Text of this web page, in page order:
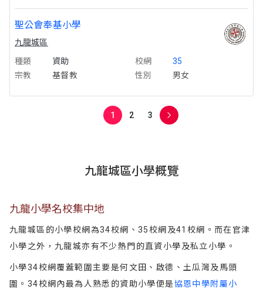
九龍城區
聖公會奉基小學
種類
資助
宗教
基督教
校網
35
性別
男女
1 2 3
九龍城區小學概覽
九龍小學名校集中地
九龍城區的小學校網為34校網、35校網及41校網。而在官津
小學之外，九龍城亦有不少熱門的直資小學及私立小學。
小學34校網覆蓋範圍主要是何文田、啟德、土瓜灣及馬頭
圍。34校網內最為人熟悉的資助小學便是協恩中學附屬小